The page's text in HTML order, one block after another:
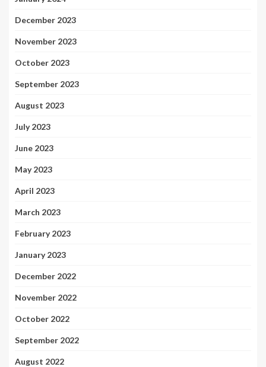
December 2023
November 2023
October 2023
September 2023
August 2023
July 2023
June 2023
May 2023
April 2023
March 2023
February 2023
January 2023
December 2022
November 2022
October 2022
September 2022
August 2022